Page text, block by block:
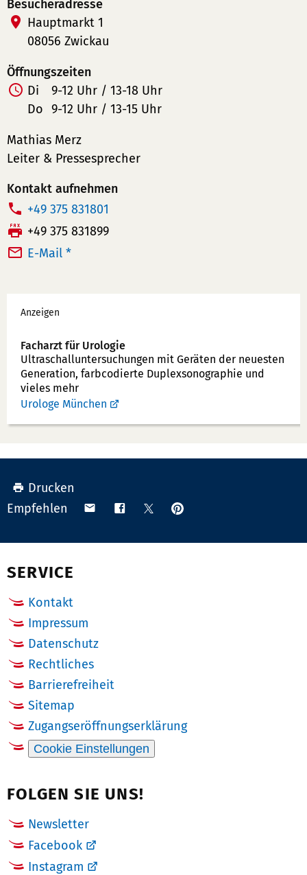
Besucheradresse
Hauptmarkt 1
08056 Zwickau
Öffnungszeiten
Di
9-12 Uhr / 13-18 Uhr
Do 9-12 Uhr / 13-15 Uhr
Mathias Merz
Leiter & Pressesprecher
Kontakt aufnehmen
T
e
l
n
u
m
m
e
r:
+49 375 831801
F
a
+49 375 831899
E-Mail *
Werbung
Anzeigen
Facharzt für Urologie
Ultraschallunter­suchungen mit Geräten der neuesten
Generation, farbcodierte Duplex­sonographie und
vieles mehr
Urologe München
Drucken
Empfehlen
Teilen Teilen TeilenAnpinnen
SERVICE
Kontakt
Impressum
Datenschutz
Rechtliches
Barrierefreiheit
Sitemap
Zugangseröffnungserklärung
Cookie Einstellungen
FOLGEN SIE UNS!
Newsletter
Facebook
Instagram